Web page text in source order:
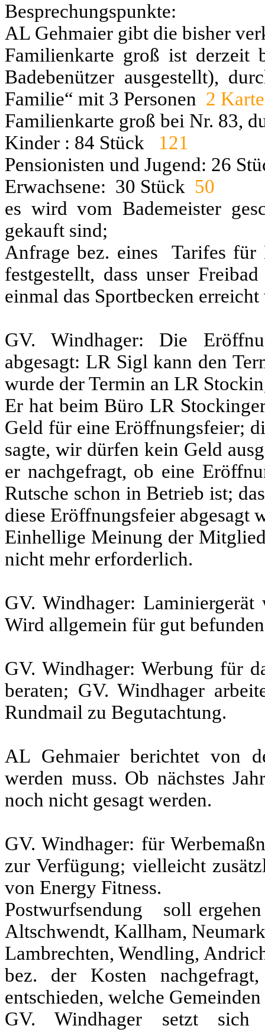
Besprechungspunkte:
AL Gehmaier gibt die bisher
Familienkarte groß ist
Badebenützer ausgestellt),
Familie“ mit 3 Personen 2
Familienkarte groß bei Nr. 83,
Kinder : 84 Stück 121
Pensionisten und Jugend: 26
Erwachsene: 30 Stück 50
es wird vom Bademeister
gekauft sind;
Anfrage bez. eines Tarifes
festgestellt, dass unser
einmal das Sportbecken
GV. Windhager: Die
abgesagt: LR Sigl kann den
wurde der Termin an LR
Er hat beim Büro LR
Geld für eine Eröffnungsfeier;
sagte, wir dürfen kein Geld
er nachgefragt, ob eine
Rutsche schon in Betrieb ist;
diese Eröffnungsfeier abgesagt
Einhellige Meinung der
nicht mehr erforderlich.
GV. Windhager:
Wird allgemein für gut
GV. Windhager: Werbung für
beraten; GV. Windhager
Rundmail zu Begutachtung.
AL Gehmaier berichtet von
werden muss. Ob nächstes
noch nicht gesagt werden.
GV. Windhager: für
zur Verfügung; vielleicht
von Energy Fitness.
Postwurfsendung soll
Altschwendt, Kallham,
Lambrechten, Wendling,
bez. der Kosten
entschieden, welche
GV. Windhager setzt